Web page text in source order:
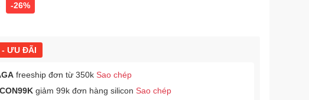
-26%
- ƯU ĐÃI
freeship đơn từ 350k Sao chép
giảm 99k đơn hàng silicon Sao chép